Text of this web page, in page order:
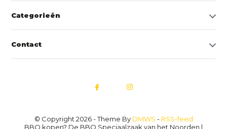
Categorieën
Contact
© Copyright 2026 - Theme By DMWS - RSS-feed
BBQ kopen? De BBQ Speciaalzaak van het Noorden |